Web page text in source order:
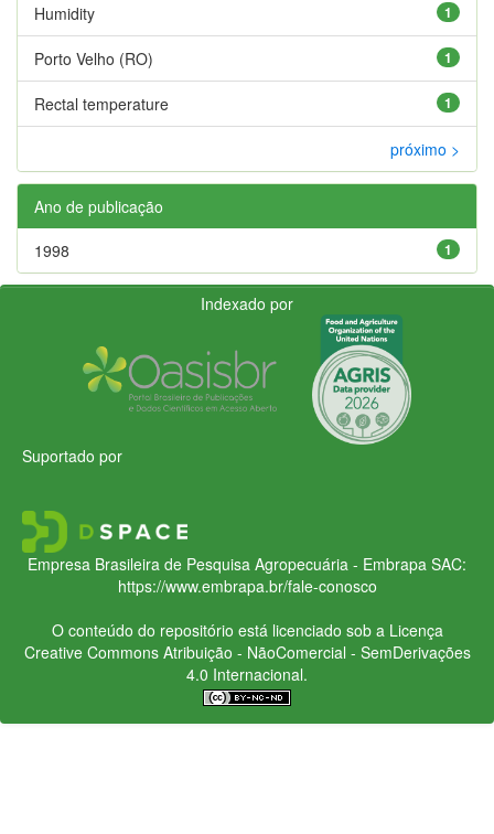
1
Humidity
1
Porto Velho (RO)
1
Rectal temperature
próximo >
Ano de publicação
1
1998
Indexado por
Suportado por
Empresa Brasileira de Pesquisa Agropecuária - Embrapa SAC:
https://www.embrapa.br/fale-conosco
O conteúdo do repositório está licenciado sob a Licença
Creative CommonsAtribuição - NãoComercial - SemDerivações
4.0 Internacional.